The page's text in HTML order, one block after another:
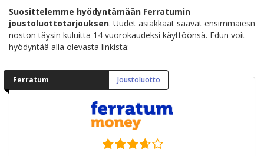
Suosittelemme hyödyntämään Ferratumin
joustoluottotarjouksen. Uudet asiakkaat saavat ensimmäiesn
noston täysin kuluitta 14 vuorokaudeksi käyttöönsä. Edun voit
hyödyntää alla olevasta linkistä:
Ferratum Joustoluotto